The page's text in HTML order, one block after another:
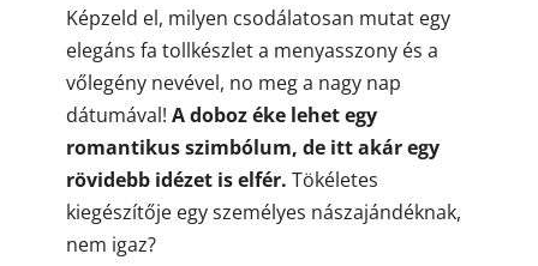
Képzeld el, milyen csodálatosan mutat egy
elegáns fa tollkészlet a menyasszony és a
vőlegény nevével, no meg a nagy nap
dátumával! A doboz éke lehet egy
romantikus szimbólum, de itt akár egy
rövidebb idézet is elfér. Tökéletes
kiegészítője egy személyes nászajándéknak,
nem igaz?